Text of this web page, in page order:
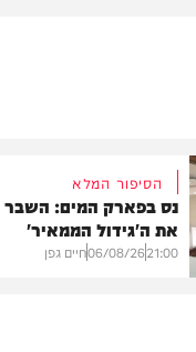
הסיפור המלא
נס בפארק המים: השבר
את ה'גידול הממאיר'
21:00
06/08/26חיים גפן